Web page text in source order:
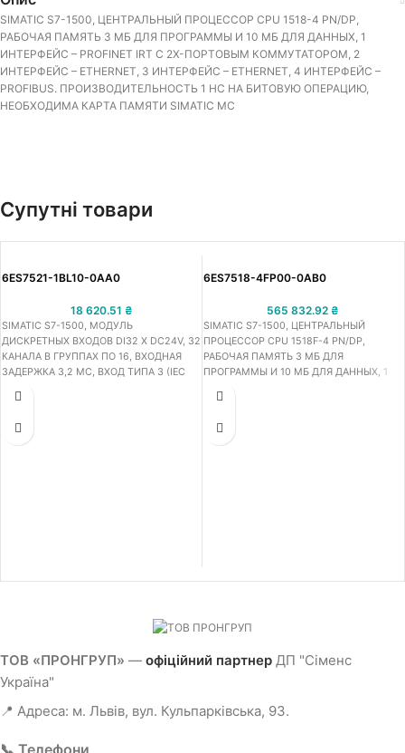
SIMATIC S7-1500, ЦЕНТРАЛЬНЫЙ ПРОЦЕССОР CPU 1518-4 PN/DP,
РАБОЧАЯ ПАМЯТЬ 3 МБ ДЛЯ ПРОГРАММЫ И 10 МБ ДЛЯ ДАННЫХ, 1
ИНТЕРФЕЙС – PROFINET IRT С 2Х-ПОРТОВЫМ КОММУТАТОРОМ, 2
ИНТЕРФЕЙС – ETHERNET, 3 ИНТЕРФЕЙС – ETHERNET, 4 ИНТЕРФЕЙС –
PROFIBUS. ПРОИЗВОДИТЕЛЬНОСТЬ 1 НС НА БИТОВУЮ ОПЕРАЦИЮ,
НЕОБХОДИМА КАРТА ПАМЯТИ SIMATIC MC
Супутні товари
6ES7521-1BL10-0AA0
18 620.51 ₴
SIMATIC S7-1500, МОДУЛЬ
ДИСКРЕТНЫХ ВХОДОВ DI32 X DC24V, 32
КАНАЛА В ГРУППАХ ПО 16, ВХОДНАЯ
ЗАДЕРЖКА 3,2 МС, ВХОД ТИПА 3 (IEC
СОЕДИНИТЕЛЬ С ТЕХНИКОЙ
6ES7518-4FP00-0AB0
565 832.92 ₴
SIMATIC S7-1500, ЦЕНТРАЛЬНЫЙ
ПРОЦЕССОР CPU 1518F-4 PN/DP,
РАБОЧАЯ ПАМЯТЬ 3 МБ ДЛЯ
ПРОГРАММЫ И 10 МБ ДЛЯ ДАННЫХ, 1
ПОРТОВЫМ КОММУТАТОРОМ, 2
- ETHERNET, 4 ИНТЕРФЕЙС - PROFIBUS.
ТОВ «ПРОНГРУП» — офіційний партнер ДП "Сіменс
Україна"
📍 Адреса: м. Львів, вул. Кульпарківська, 93.
📞 Телефони